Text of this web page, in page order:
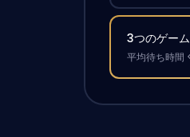
3つのゲーム
平均待ち時間